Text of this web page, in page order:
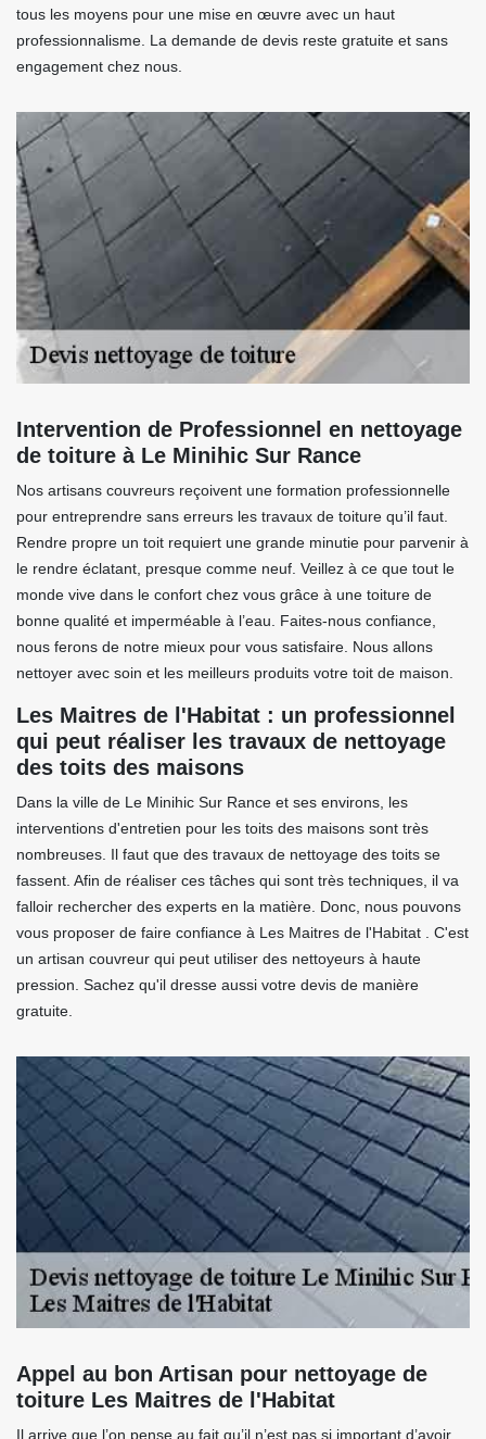
tous les moyens pour une mise en œuvre avec un haut
professionnalisme. La demande de devis reste gratuite et sans
engagement chez nous.
Intervention de Professionnel en nettoyage
de toiture à Le Minihic Sur Rance
Nos artisans couvreurs reçoivent une formation professionnelle
pour entreprendre sans erreurs les travaux de toiture qu’il faut.
Rendre propre un toit requiert une grande minutie pour parvenir à
le rendre éclatant, presque comme neuf. Veillez à ce que tout le
monde vive dans le confort chez vous grâce à une toiture de
bonne qualité et imperméable à l’eau. Faites-nous confiance,
nous ferons de notre mieux pour vous satisfaire. Nous allons
nettoyer avec soin et les meilleurs produits votre toit de maison.
Les Maitres de l'Habitat : un professionnel
qui peut réaliser les travaux de nettoyage
des toits des maisons
Dans la ville de Le Minihic Sur Rance et ses environs, les
interventions d'entretien pour les toits des maisons sont très
nombreuses. Il faut que des travaux de nettoyage des toits se
fassent. Afin de réaliser ces tâches qui sont très techniques, il va
falloir rechercher des experts en la matière. Donc, nous pouvons
vous proposer de faire confiance à Les Maitres de l'Habitat . C'est
un artisan couvreur qui peut utiliser des nettoyeurs à haute
pression. Sachez qu'il dresse aussi votre devis de manière
gratuite.
Appel au bon Artisan pour nettoyage de
toiture Les Maitres de l'Habitat
Il arrive que l’on pense au fait qu’il n’est pas si important d’avoir